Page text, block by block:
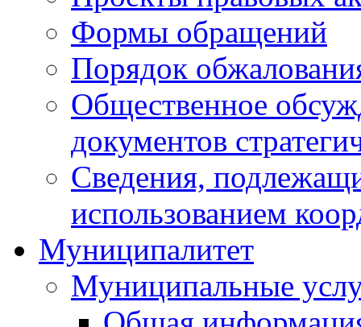
Формы обращений
Порядок
Общественное
документов
Сведения,
использованием
Муниципалитет
Муниципальные